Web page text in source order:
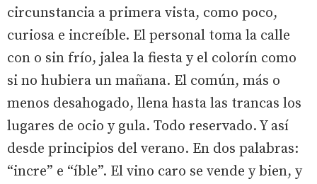
circunstancia a primera vista, como poco,
curiosa e increíble. El personal toma la calle
con o sin frío, jalea la fiesta y el colorín como
si no hubiera un mañana. El común, más o
menos desahogado, llena hasta las trancas los
lugares de ocio y gula. Todo reservado. Y así
desde principios del verano. En dos palabras:
“incre” e “íble”. El vino caro se vende y bien, y